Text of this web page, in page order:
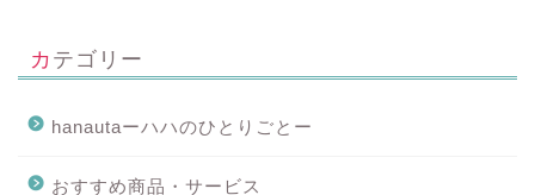
カテゴリー
hanautaーハハのひとりごとー
おすすめ商品・サービス